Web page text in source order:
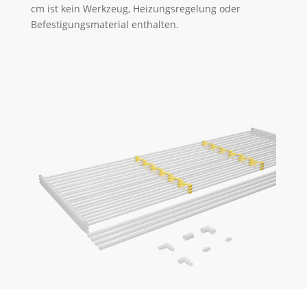
cm ist kein Werkzeug, Heizungsregelung oder
Befestigungsmaterial enthalten.